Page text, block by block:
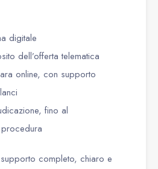
digitale
dell’offerta telematica
online, con supporto
fino al
completo, chiaro e